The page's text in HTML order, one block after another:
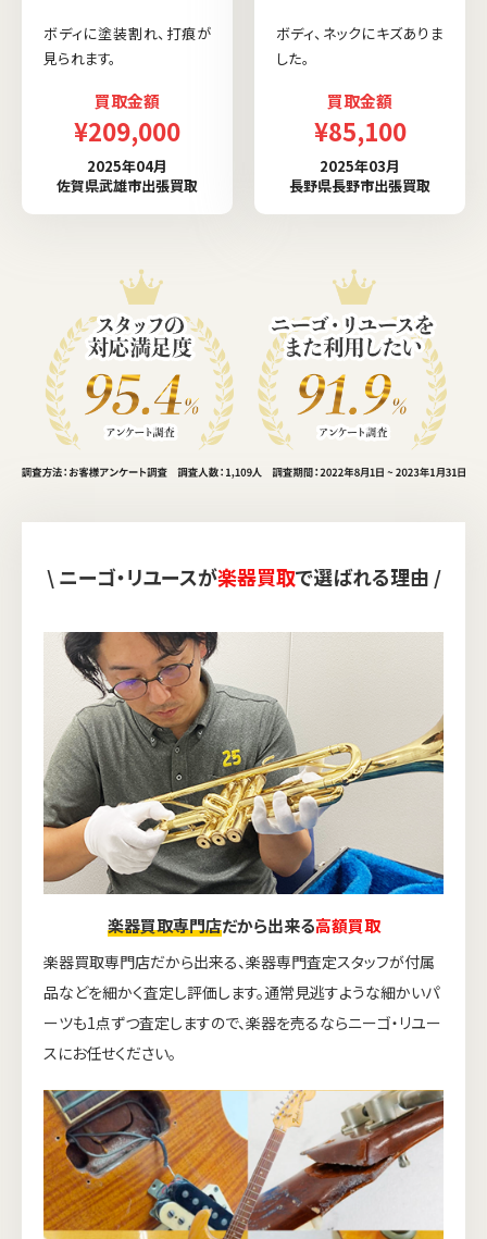
ボディに塗装割れ、打痕が
見られます。
買取金額
¥209,000
2025年04月
佐賀県武雄市出張買取
ボディ、ネックにキズありま
した。
買取金額
¥85,100
2025年03月
長野県長野市出張買取
\ ニーゴ・リユースが楽器買取で選ばれる理由 /
楽器買取専門店だから出来る高額買取
楽器買取専門店だから出来る、楽器専門査定スタッフが付属
品などを細かく査定し評価します。通常見逃すような細かいパ
ーツも1点ずつ査定しますので、楽器を売るならニーゴ・リユー
スにお任せください。